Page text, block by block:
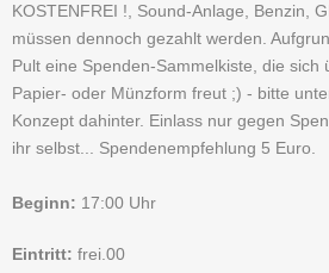
KOSTENFREI !, Sound-Anlage, Benzin,
müssen dennoch gezahlt werden.
Pult eine Spenden-Sammelkiste, die sich
Papier- oder Münzform freut ;) - bitte
Konzept dahinter. Einlass nur gegen
ihr selbst... Spendenempfehlung 5 Euro.
Beginn: 17:00 Uhr
Eintritt: frei.00